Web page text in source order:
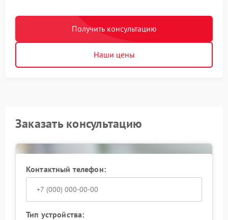
Получить консультацию
Наши цены
Заказать консультацию
Контактный телефон:
Тип устройства: